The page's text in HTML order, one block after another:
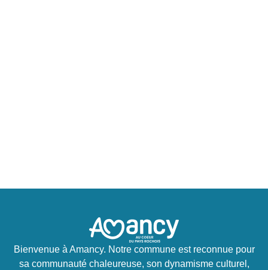
Bienvenue à Amancy. Notre commune est reconnue pour
sa communauté chaleureuse, son dynamisme culturel,